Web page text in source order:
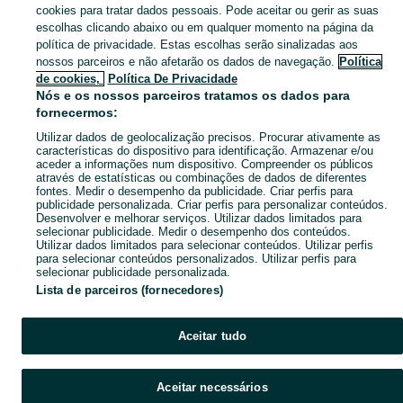
Mapa do site
Mapa das freguesias
Mapa de mini-sites
Pesquisas populares
cookies para tratar dados pessoais. Pode aceitar ou gerir as suas
escolhas clicando abaixo ou em qualquer momento na página da
política de privacidade. Estas escolhas serão sinalizadas aos
nossos parceiros e não afetarão os dados de navegação. Política
de cookies,
Política De Privacidade
Nós e os nossos parceiros tratamos os dados para
fornecermos:
Utilizar dados de geolocalização precisos. Procurar ativamente as
características do dispositivo para identificação. Armazenar e/ou
aceder a informações num dispositivo. Compreender os públicos
através de estatísticas ou combinações de dados de diferentes
fontes. Medir o desempenho da publicidade. Criar perfis para
publicidade personalizada. Criar perfis para personalizar conteúdos.
Desenvolver e melhorar serviços. Utilizar dados limitados para
selecionar publicidade. Medir o desempenho dos conteúdos.
Utilizar dados limitados para selecionar conteúdos. Utilizar perfis
para selecionar conteúdos personalizados. Utilizar perfis para
selecionar publicidade personalizada.
Lista de parceiros (fornecedores)
Aceitar tudo
Aceitar necessários